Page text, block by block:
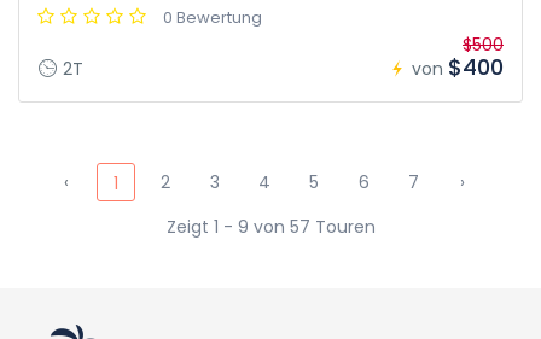
0 Bewertung
2T von
$500
$400
‹ 1 2 3 4 5 6 7
›
Zeigt 1 - 9 von 57 Touren